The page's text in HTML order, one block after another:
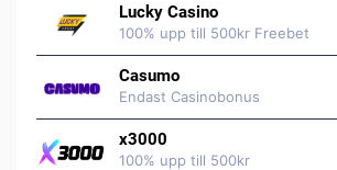
Lucky Casino
100% upp till 500kr Freebet
Casumo
Endast Casinobonus
x3000
100% upp till 500kr